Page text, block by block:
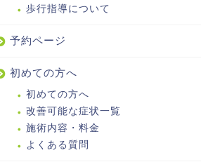
歩行指導について
予約ページ
初めての方へ
初めての方へ
改善可能な症状一覧
施術内容・料金
よくある質問